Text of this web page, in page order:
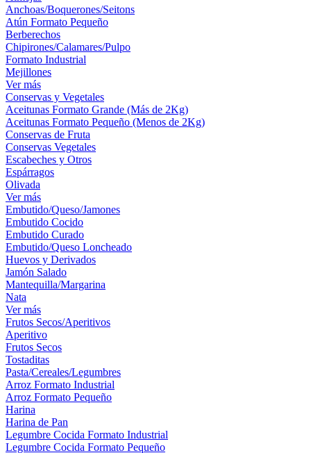
Anchoas/Boquerones/Seitons
Atún Formato Pequeño
Berberechos
Chipirones/Calamares/Pulpo
Formato Industrial
Mejillones
Ver más
Conservas y Vegetales
Aceitunas Formato Grande (Más de 2Kg)
Aceitunas Formato Pequeño (Menos de 2Kg)
Conservas de Fruta
Conservas Vegetales
Escabeches y Otros
Espárragos
Olivada
Ver más
Embutido/Queso/Jamones
Embutido Cocido
Embutido Curado
Embutido/Queso Loncheado
Huevos y Derivados
Jamón Salado
Mantequilla/Margarina
Nata
Ver más
Frutos Secos/Aperitivos
Aperitivo
Frutos Secos
Tostaditas
Pasta/Cereales/Legumbres
Arroz Formato Industrial
Arroz Formato Pequeño
Harina
Harina de Pan
Legumbre Cocida Formato Industrial
Legumbre Cocida Formato Pequeño